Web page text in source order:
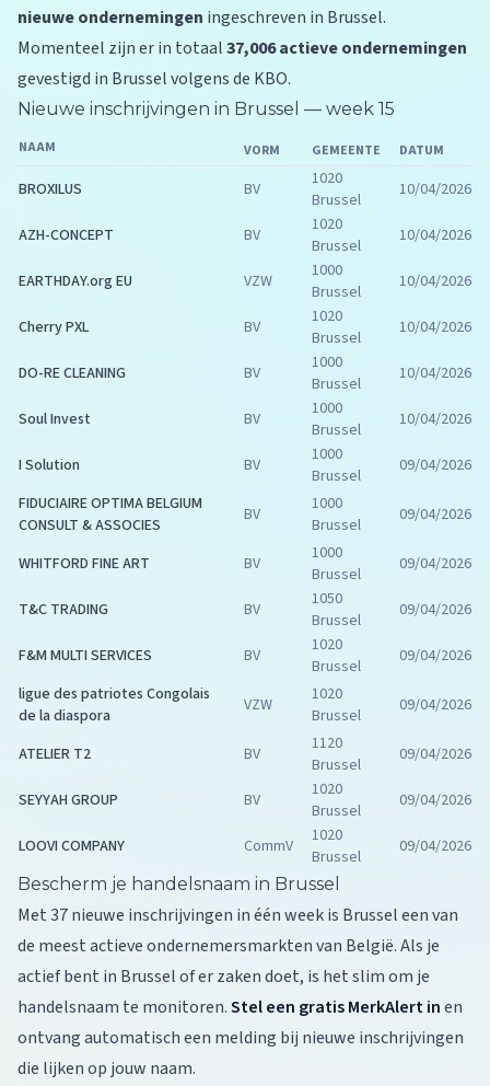
nieuwe ondernemingen ingeschreven in Brussel.
Momenteel zijn er in totaal37,006 actieve ondernemingen
gevestigd in Brussel volgens de KBO.
Nieuwe inschrijvingen in Brussel — week 15
NAAM VORM GEMEENTE DATUM
BROXILUS BV
1020
Brussel
10/04/2026
AZH-CONCEPT BV
1020
Brussel
10/04/2026
EARTHDAY.org EU VZW
1000
Brussel
10/04/2026
Cherry PXL BV
1020
Brussel
10/04/2026
DO-RE CLEANING BV
1000
Brussel
10/04/2026
Soul Invest BV
1000
Brussel
10/04/2026
I Solution BV
1000
Brussel
09/04/2026
FIDUCIAIRE OPTIMA BELGIUM
CONSULT & ASSOCIES
BV
1000
Brussel
09/04/2026
WHITFORD FINE ART BV
1000
Brussel
09/04/2026
T&C TRADING BV
1050
Brussel
09/04/2026
F&M MULTI SERVICES BV
1020
Brussel
09/04/2026
ligue des patriotes Congolais
de la diaspora
VZW
1020
Brussel
09/04/2026
ATELIER T2 BV
1120
Brussel
09/04/2026
SEYYAH GROUP BV
1020
Brussel
09/04/2026
LOOVI COMPANY CommV
1020
Brussel
09/04/2026
Bescherm je handelsnaam in Brussel
Met 37 nieuwe inschrijvingen in één week is Brussel een van
de meest actieve ondernemersmarkten van België. Als je
actief bent in Brussel of er zaken doet, is het slim om je
handelsnaam te monitoren.Stel een gratis MerkAlert inen
ontvang automatisch een melding bij nieuwe inschrijvingen
die lijken op jouw naam.